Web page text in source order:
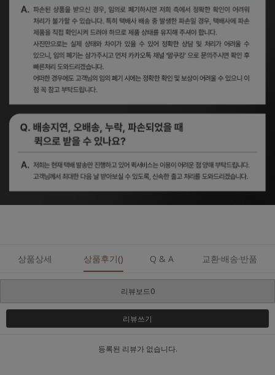
상품상세 상품후기() Q & A 교환·배송·반품
리뷰보드0
리뷰쓰기
등록된 리뷰가 없습니다.